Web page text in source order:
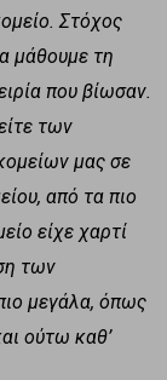
Στόχος
μάθουμε τη
που βίωσαν.
των
μας σε
από τα πιο
είχε χαρτί
των
μεγάλα, όπως
ούτω καθ’